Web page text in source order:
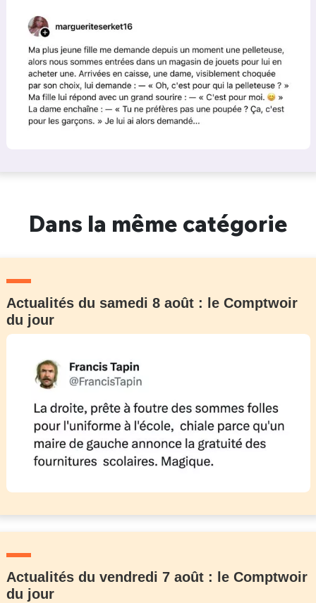
Dans la même catégorie
Actualités du samedi 8 août : le Comptwoir
du jour
Actualités du vendredi 7 août : le Comptwoir
du jour